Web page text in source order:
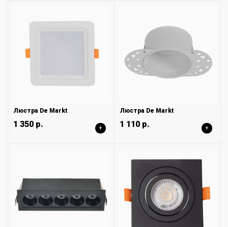
Люстра De Markt
1 350 р. +
Люстра De Markt
1 110 р. +